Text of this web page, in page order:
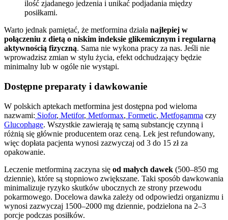
ilość zjadanego jedzenia i unikać podjadania między
posiłkami.
Warto jednak pamiętać, że metformina działa najlepiej w
połączeniu z dietą o niskim indeksie glikemicznym i regularną
aktywnością fizyczną. Sama nie wykona pracy za nas. Jeśli nie
wprowadzisz zmian w stylu życia, efekt odchudzający będzie
minimalny lub w ogóle nie wystąpi.
Dostępne preparaty i dawkowanie
W polskich aptekach metformina jest dostępna pod wieloma
nazwami: Siofor, Metifor, Metformax, Formetic, Metfogamma czy
Glucophage. Wszystkie zawierają tę samą substancję czynną i
różnią się głównie producentem oraz ceną. Lek jest refundowany,
więc dopłata pacjenta wynosi zazwyczaj od 3 do 15 zł za
opakowanie.
Leczenie metforminą zaczyna się od małych dawek (500–850 mg
dziennie), które są stopniowo zwiększane. Taki sposób dawkowania
minimalizuje ryzyko skutków ubocznych ze strony przewodu
pokarmowego. Docelowa dawka zależy od odpowiedzi organizmu i
wynosi zazwyczaj 1500–2000 mg dziennie, podzielona na 2–3
porcje podczas posiłków.